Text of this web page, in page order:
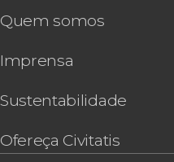
Quem somos
Imprensa
Sustentabilidade
Ofereça Civitatis